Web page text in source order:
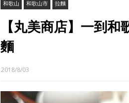
和歌山 和歌山市 拉麵
【丸美商店】一到
麵
2018/8/03